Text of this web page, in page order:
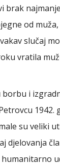
brak
od
slučaj
vratila
i
1942.
su veliki
djelovanja